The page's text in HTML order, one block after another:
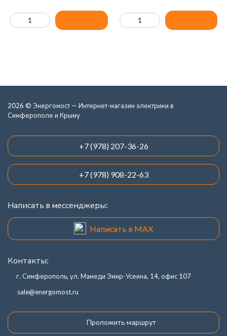
2026 © Энергомост — Интернет-магазин электрики в
Симферополе и Крыму
+7 (978) 207-36-26
+7 (978) 908-22-63
Написать в мессенджеры:
Написать в MAX
Контакты:
г. Симферополь, ул. Мамеди Эмир-Усеина, 14, офис 107
sale@energomost.ru
Проложить маршрут